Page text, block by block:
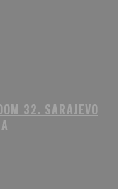
32. SARAJEVO